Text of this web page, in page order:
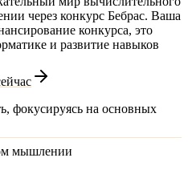
через конкурс Бебрас. Ваша
конкурса, это
и развитие навыков
фокусируясь на основных
мышлении